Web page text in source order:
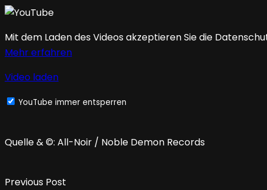
Mit dem Laden des Videos akzeptieren Sie die
Mehr erfahren
Video laden
YouTube immer entsperren
Quelle & ©: All-Noir / Noble Demon Records
Previous Post